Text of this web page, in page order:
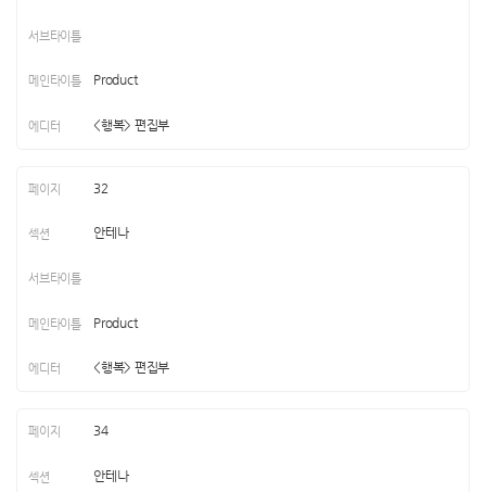
Product
<행복> 편집부
32
안테나
Product
<행복> 편집부
34
안테나